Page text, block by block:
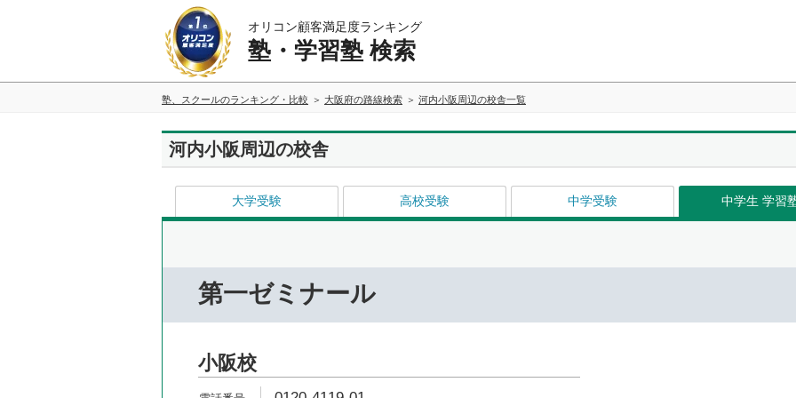
オリコン顧客満足度ランキング
塾・学習塾 検索
塾、スクールのランキング・比較 大阪府の路線検索 河内小阪周辺の校舎一覧
河内小阪周辺の校舎
大学受験 高校受験 中学受験 中学生 学習
第一ゼミナール
小阪校